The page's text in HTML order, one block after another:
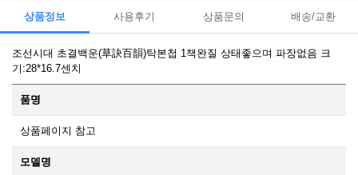
상품정보 사용후기 상품문의 배송/교환
조선시대 초결백운(草訣百韻)탁본첩 1책완질 상태좋으며 파장없음 크
기:28*16.7센치
품명
상품페이지 참고
모델명